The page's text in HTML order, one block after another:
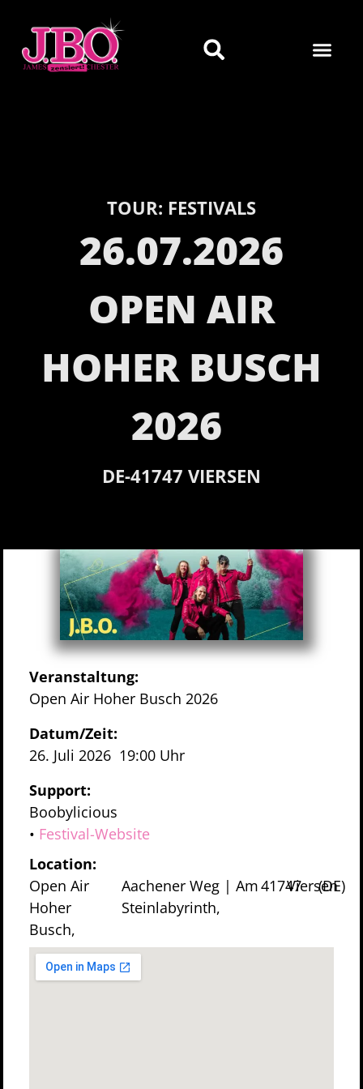
TOUR: FESTIVALS
26.07.2026
OPEN AIR
HOHER BUSCH
2026
DE-41747 VIERSEN
Veranstaltung:
Open Air Hoher Busch 2026
Datum/Zeit:
26. Juli 2026 19:00 Uhr
Support:
Boobylicious
• Festival-Website
Location:
Open Air
Hoher
Busch,
Aachener Weg | Am
Steinlabyrinth,
41747Viersen
(DE)